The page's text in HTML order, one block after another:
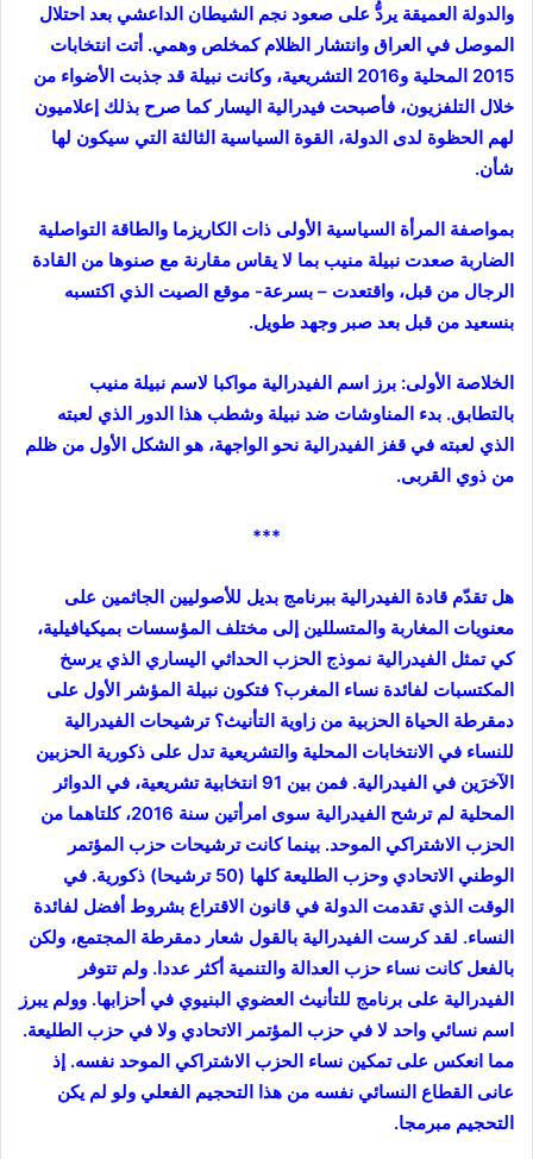
والدولة العميقة يردُّ على صعود نجم الشيطان الداعشي بعد احتلال
الموصل في العراق وانتشار الظلام كمخلص وهمي. أتت انتخابات
2015 المحلية و2016 التشريعية، وكانت نبيلة قد جذبت الأضواء من
خلال التلفزيون، فأصبحت فيدرالية اليسار كما صرح بذلك إعلاميون
لهم الحظوة لدى الدولة، القوة السياسية الثالثة التي سيكون لها
شأن.
بمواصفة المرأة السياسية الأولى ذات الكاريزما والطاقة التواصلية
الضاربة صعدت نبيلة منيب بما لا يقاس مقارنة مع صنوها من القادة
الرجال من قبل، واقتعدت – بسرعة- موقع الصيت الذي اكتسبه
بنسعيد من قبل بعد صبر وجهد طويل.
الخلاصة الأولى: برز اسم الفيدرالية مواكبا لاسم نبيلة منيب
بالتطابق. بدء المناوشات ضد نبيلة وشطب هذا الدور الذي لعبته
الذي لعبته في قفز الفيدرالية نحو الواجهة، هو الشكل الأول من ظلم
من ذوي القربى.
***
هل تقدّم قادة الفيدرالية ببرنامج بديل للأصوليين الجاثمين على
معنويات المغاربة والمتسللين إلى مختلف المؤسسات بميكيافيلية،
كي تمثل الفيدرالية نموذج الحزب الحداثي اليساري الذي يرسخ
المكتسبات لفائدة نساء المغرب؟ فتكون نبيلة المؤشر الأول على
دمقرطة الحياة الحزبية من زاوية التأنيث؟ ترشيحات الفيدرالية
للنساء في الانتخابات المحلية والتشريعية تدل على ذكورية الحزبين
الآخرَين في الفيدرالية. فمن بين 91 انتخابية تشريعية، في الدوائر
المحلية لم ترشح الفيدرالية سوى امرأتين سنة 2016، كلتاهما من
الحزب الاشتراكي الموحد. بينما كانت ترشيحات حزب المؤتمر
الوطني الاتحادي وحزب الطليعة كلها (50 ترشيحا) ذكورية. في
الوقت الذي تقدمت الدولة في قانون الاقتراع بشروط أفضل لفائدة
النساء. لقد كرست الفيدرالية بالقول شعار دمقرطة المجتمع، ولكن
بالفعل كانت نساء حزب العدالة والتنمية أكثر عددا. ولم تتوفر
الفيدرالية على برنامج للتأنيث العضوي البنيوي في أحزابها. وولم يبرز
اسم نسائي واحد لا في حزب المؤتمر الاتحادي ولا في حزب الطليعة.
مما انعكس على تمكين نساء الحزب الاشتراكي الموحد نفسه. إذ
عانى القطاع النسائي نفسه من هذا التحجيم الفعلي ولو لم يكن
التحجيم مبرمجا.